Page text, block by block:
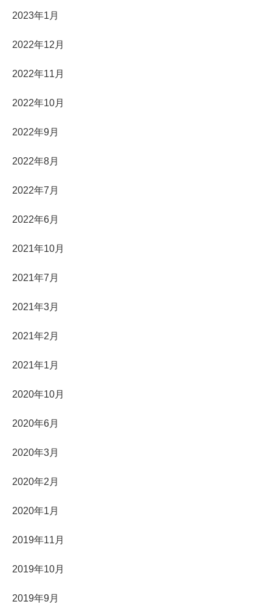
2023年1月
2022年12月
2022年11月
2022年10月
2022年9月
2022年8月
2022年7月
2022年6月
2021年10月
2021年7月
2021年3月
2021年2月
2021年1月
2020年10月
2020年6月
2020年3月
2020年2月
2020年1月
2019年11月
2019年10月
2019年9月